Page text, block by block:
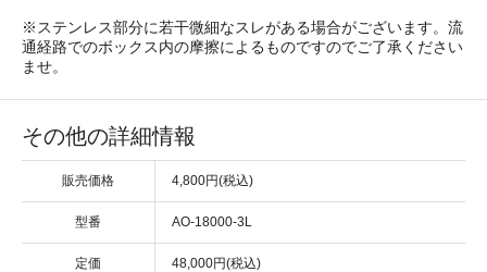
※ステンレス部分に若干微細なスレがある場合がございます。流
通経路でのボックス内の摩擦によるものですのでご了承ください
ませ。
その他の詳細情報
販売価格 4,800円(税込)
型番 AO-18000-3L
定価 48,000円(税込)